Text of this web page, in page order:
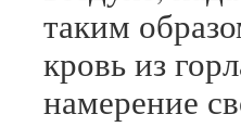
таким
кровь из
намерение